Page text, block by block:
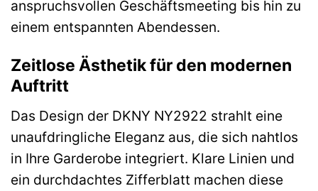
anspruchsvollen Geschäftsmeeting bis hin zu
einem entspannten Abendessen.
Zeitlose Ästhetik für den modernen
Auftritt
Das Design der DKNY NY2922 strahlt eine
unaufdringliche Eleganz aus, die sich nahtlos
in Ihre Garderobe integriert. Klare Linien und
ein durchdachtes Zifferblatt machen diese